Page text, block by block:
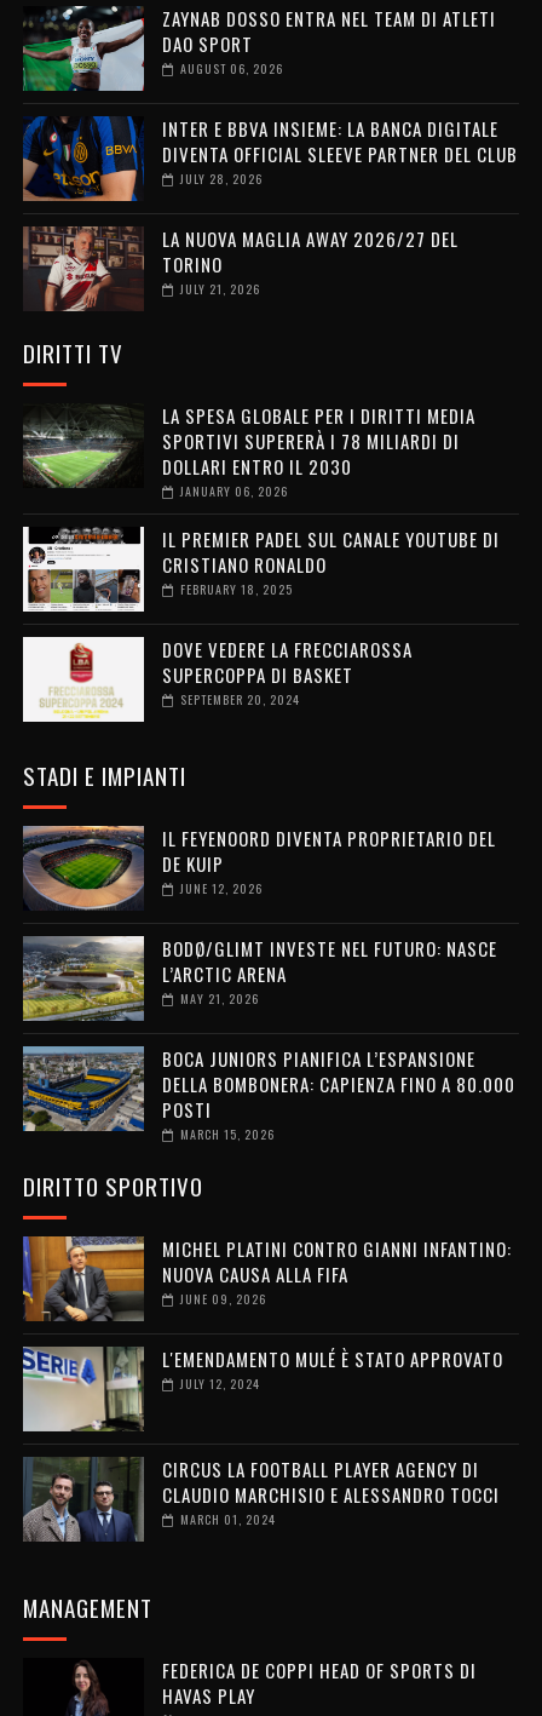
ZAYNAB DOSSO ENTRA NEL TEAM DI ATLETI
DAO SPORT
AUGUST 06, 2026
INTER E BBVA INSIEME: LA BANCA DIGITALE
DIVENTA OFFICIAL SLEEVE PARTNER DEL CLUB
JULY 28, 2026
LA NUOVA MAGLIA AWAY 2026/27 DEL
TORINO
JULY 21, 2026
DIRITTI TV
LA SPESA GLOBALE PER I DIRITTI MEDIA
SPORTIVI SUPERERÀ I 78 MILIARDI DI
DOLLARI ENTRO IL 2030
JANUARY 06, 2026
IL PREMIER PADEL SUL CANALE YOUTUBE DI
CRISTIANO RONALDO
FEBRUARY 18, 2025
DOVE VEDERE LA FRECCIAROSSA
SUPERCOPPA DI BASKET
SEPTEMBER 20, 2024
STADI E IMPIANTI
IL FEYENOORD DIVENTA PROPRIETARIO DEL
DE KUIP
JUNE 12, 2026
BODØ/GLIMT INVESTE NEL FUTURO: NASCE
L’ARCTIC ARENA
MAY 21, 2026
BOCA JUNIORS PIANIFICA L’ESPANSIONE
DELLA BOMBONERA: CAPIENZA FINO A 80.000
POSTI
MARCH 15, 2026
DIRITTO SPORTIVO
MICHEL PLATINI CONTRO GIANNI INFANTINO:
NUOVA CAUSA ALLA FIFA
JUNE 09, 2026
L'EMENDAMENTO MULÉ È STATO APPROVATO
JULY 12, 2024
CIRCUS LA FOOTBALL PLAYER AGENCY DI
CLAUDIO MARCHISIO E ALESSANDRO TOCCI
MARCH 01, 2024
MANAGEMENT
FEDERICA DE COPPI HEAD OF SPORTS DI
HAVAS PLAY